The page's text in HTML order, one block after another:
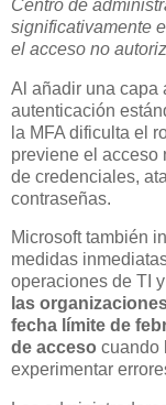
Centro de
significativamente
el acceso no
Al añadir una capa
autenticación
la MFA dificulta el
previene el acceso
de credenciales,
contraseñas.
Microsoft también
medidas
operaciones de TI
las
fecha límite de
de acceso cuando
experimentar